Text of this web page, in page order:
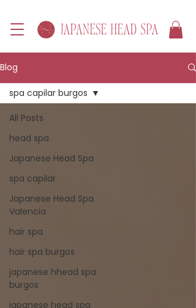
Blog
All Posts
head spa
Japanese Head Spa
spa capilar
Japanese Head Spa
Valencia
hair spa
hair spa burgos
japanese hhead spa
burgos
japanese head spa
spa capilar burgos